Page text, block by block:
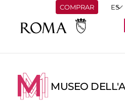
COMPRAR
MUSEO